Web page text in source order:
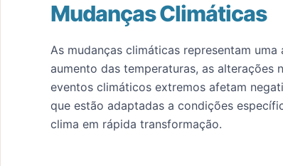
Mudanças Climáticas
As mudanças climáticas representam
aumento das temperaturas, as alterações
eventos climáticos extremos afetam
que estão adaptadas a condições
clima em rápida transformação.